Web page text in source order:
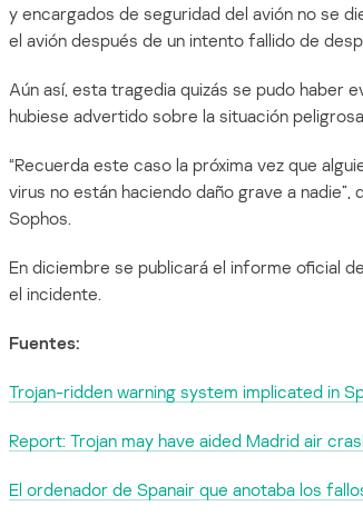
y encargados de seguridad del avión no se
el avión después de un intento fallido de
Aún así, esta tragedia quizás se pudo haber
hubiese advertido sobre la situación
“Recuerda este caso la próxima vez que
virus no están haciendo daño grave a
Sophos.
En diciembre se publicará el informe oficial
el incidente.
Fuentes:
Trojan-ridden warning system implicated in
Report: Trojan may have aided Madrid air
El ordenador de Spanair que anotaba los